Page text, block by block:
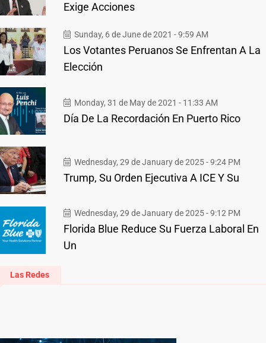
Exige Acciones
Sunday, 6 de June de 2021 - 9:59 AM
Los Votantes Peruanos Se Enfrentan A La
Elección
Monday, 31 de May de 2021 - 11:33 AM
Día De La Recordación En Puerto Rico
Wednesday, 29 de January de 2025 - 9:24 PM
Trump, Su Orden Ejecutiva A ICE Y Su
Wednesday, 29 de January de 2025 - 9:12 PM
Florida Blue Reduce Su Fuerza Laboral En
Un
Las Redes